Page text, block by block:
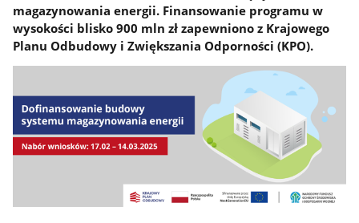
magazynowania energii. Finansowanie programu w
wysokości blisko 900 mln zł zapewniono z Krajowego
Planu Odbudowy i Zwiększania Odporności (KPO).